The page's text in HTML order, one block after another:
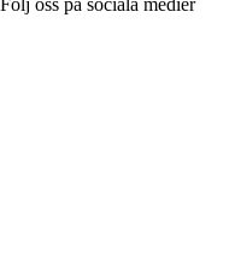
Följ oss på sociala medier